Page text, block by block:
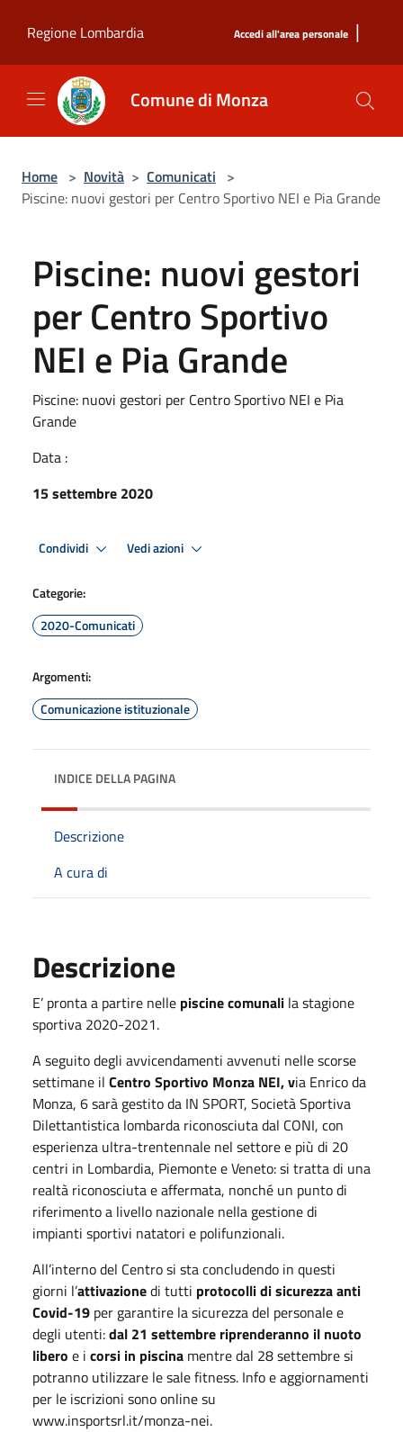
Regione Lombardia
Accedi all'area personale |
Comune di Monza
Home > Novità > Comunicati >
Piscine: nuovi gestori per Centro Sportivo NEI e Pia Grande
Piscine: nuovi gestori
per Centro Sportivo
NEI e Pia Grande
Piscine: nuovi gestori per Centro Sportivo NEI e Pia
Grande
Data :
15 settembre 2020
Condividi Vedi azioni
Categorie:
2020-Comunicati
Argomenti:
Comunicazione istituzionale
INDICE DELLA PAGINA
Descrizione
A cura di
Descrizione
E’ pronta a partire nelle piscine comunali la stagione
sportiva 2020-2021.
A seguito degli avvicendamenti avvenuti nelle scorse
settimane il Centro Sportivo Monza NEI, via Enrico da
Monza, 6 sarà gestito da IN SPORT, Società Sportiva
Dilettantistica lombarda riconosciuta dal CONI, con
esperienza ultra-trentennale nel settore e più di 20
centri in Lombardia, Piemonte e Veneto: si tratta di una
realtà riconosciuta e affermata, nonché un punto di
riferimento a livello nazionale nella gestione di
impianti sportivi natatori e polifunzionali.
All’interno del Centro si sta concludendo in questi
giorni l’attivazionedi tutti protocolli di sicurezzaanti
Covid-19 per garantire la sicurezza del personale e
degli utenti:dal 21 settembre riprenderanno il nuoto
libero e i corsi in piscina mentre dal 28 settembre si
potranno utilizzare le sale fitness. Info e aggiornamenti
per le iscrizioni sono online su
www.insportsrl.it/monza-nei.